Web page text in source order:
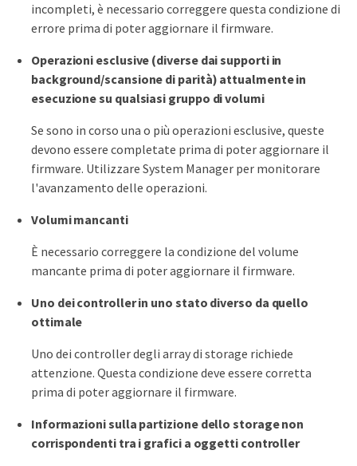
incompleti, è necessario correggere questa condizione di
errore prima di poter aggiornare il firmware.
Operazioni esclusive (diverse dai supporti in
background/scansione di parità) attualmente in
esecuzione su qualsiasi gruppo di volumi
Se sono in corso una o più operazioni esclusive, queste
devono essere completate prima di poter aggiornare il
firmware. Utilizzare System Manager per monitorare
l'avanzamento delle operazioni.
Volumi mancanti
È necessario correggere la condizione del volume
mancante prima di poter aggiornare il firmware.
Uno dei controller in uno stato diverso da quello
ottimale
Uno dei controller degli array di storage richiede
attenzione. Questa condizione deve essere corretta
prima di poter aggiornare il firmware.
Informazioni sulla partizione dello storage non
corrispondenti tra i grafici a oggetti controller